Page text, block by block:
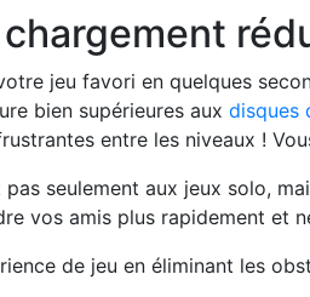
jeu favori en quelques
bien supérieures aux disques
entre les niveaux !
seulement aux jeux solo,
vos amis plus rapidement et
de jeu en éliminant les